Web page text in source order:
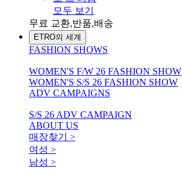
모두 보기
무료 교환,반품,배송
ETRO의 세계
FASHION SHOWS
WOMEN'S F/W 26 FASHION SHOW
WOMEN'S S/S 26 FASHION SHOW
ADV CAMPAIGNS
S/S 26 ADV CAMPAIGN
ABOUT US
매장찾기 >
여성 >
남성 >